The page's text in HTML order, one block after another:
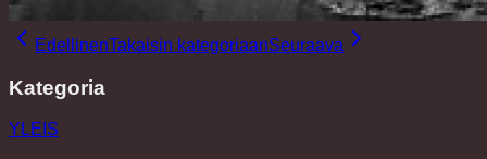
EdellinenTakaisin kategoriaanSeuraava
Kategoria
YLEIS